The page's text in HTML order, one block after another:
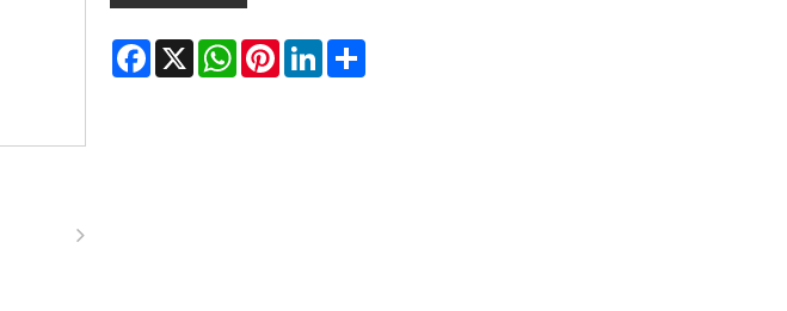
Facebook
X WhatsApp
PinterestLinkedIn